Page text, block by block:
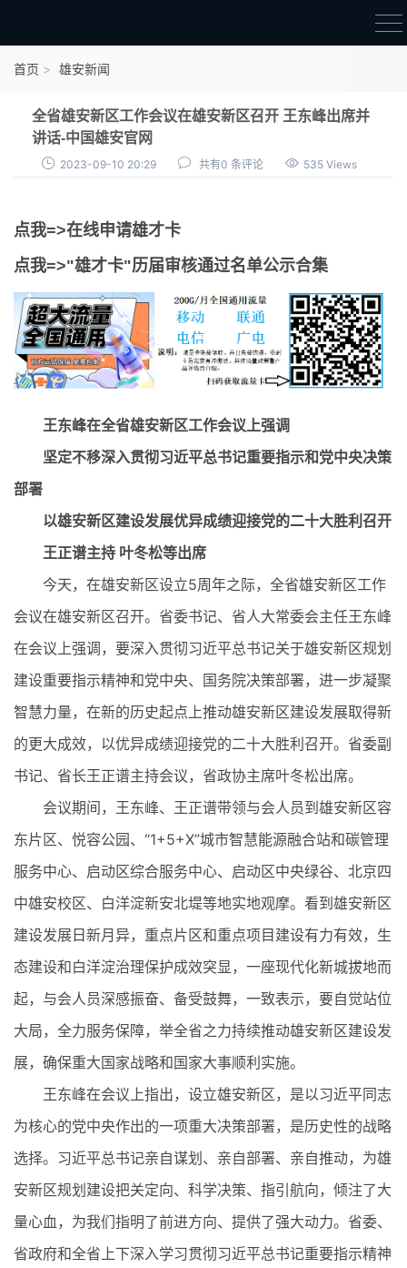
审核通过公示
首页 雄安新闻
全省雄安新区工作会议在雄安新区召开 王东峰出席并
讲话-中国雄安官网
2023-09-10 20:29 共有0 条评论 535 Views
点我=>在线申请雄才卡
点我=>"雄才卡"历届审核通过名单公示合集
王东峰在全省雄安新区工作会议上强调
坚定不移深入贯彻习近平总书记重要指示和党中央决策
部署
以雄安新区建设发展优异成绩迎接党的二十大胜利召开
王正谱主持 叶冬松等出席
今天，在雄安新区设立5周年之际，全省雄安新区工作
会议在雄安新区召开。省委书记、省人大常委会主任王东峰
在会议上强调，要深入贯彻习近平总书记关于雄安新区规划
建设重要指示精神和党中央、国务院决策部署，进一步凝聚
智慧力量，在新的历史起点上推动雄安新区建设发展取得新
的更大成效，以优异成绩迎接党的二十大胜利召开。省委副
书记、省长王正谱主持会议，省政协主席叶冬松出席。
会议期间，王东峰、王正谱带领与会人员到雄安新区容
东片区、悦容公园、“1+5+X”城市智慧能源融合站和碳管理
服务中心、启动区综合服务中心、启动区中央绿谷、北京四
中雄安校区、白洋淀新安北堤等地实地观摩。看到雄安新区
建设发展日新月异，重点片区和重点项目建设有力有效，生
态建设和白洋淀治理保护成效突显，一座现代化新城拔地而
起，与会人员深感振奋、备受鼓舞，一致表示，要自觉站位
大局，全力服务保障，举全省之力持续推动雄安新区建设发
展，确保重大国家战略和国家大事顺利实施。
王东峰在会议上指出，设立雄安新区，是以习近平同志
为核心的党中央作出的一项重大决策部署，是历史性的战略
选择。习近平总书记亲自谋划、亲自部署、亲自推动，为雄
安新区规划建设把关定向、科学决策、指引航向，倾注了大
量心血，为我们指明了前进方向、提供了强大动力。省委、
省政府和全省上下深入学习贯彻习近平总书记重要指示精神